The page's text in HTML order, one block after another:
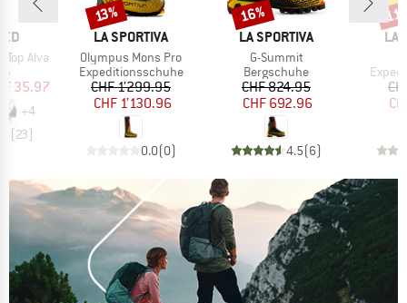
Alva
Preis
35.97
+4
(23)
MARKE
LA SPORTIVA
Artikel
Olympus Mons Pro
Produktgruppe
Expeditionsschuhe
Preis
CHF 1’299.95reduzierter Preis
CHF 1’130.96
0.0(0)
Rabatt
13%
MARKE
LA SPORTIVA
Artikel
G-Summit
Produktgruppe
Bergschuhe
Preis
CHF 824.95reduzierter Preis
CHF 692.96
4.5(6)
Rabatt
16%
LA